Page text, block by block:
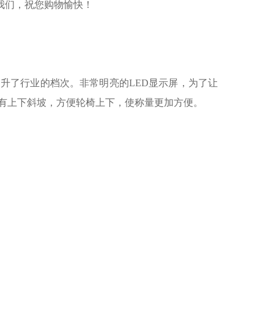
们，祝您购物愉快！
了行业的档次。非常明亮的LED显示屏，为了让
下斜坡，方便轮椅上下，使称量更加方便。